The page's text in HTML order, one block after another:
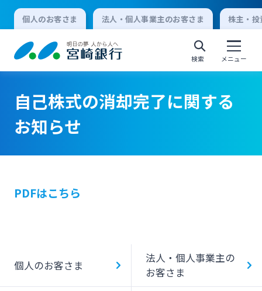
個人のお客さま 法人・個人事業主のお客さま 株主・
検索 メニュー
個人向けインターネットバンキング
ログオン
法人向けインターネットバンキング
みやぎんMikatanoシリーズ
自己株式の消却完了に関する
お知らせ
PDFはこちら
個人のお客さま
法人・個人事業主の
お客さま